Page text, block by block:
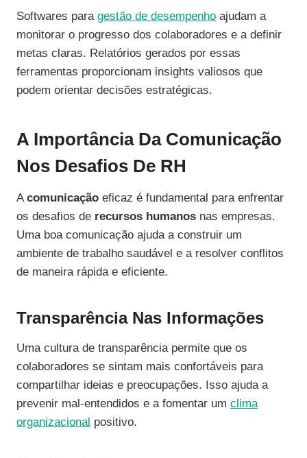
Softwares para gestão de desempenho ajudam a
monitorar o progresso dos colaboradores e a definir
metas claras. Relatórios gerados por essas
ferramentas proporcionam insights valiosos que
podem orientar decisões estratégicas.
A Importância Da Comunicação
Nos Desafios De RH
Acomunicação eficaz é fundamental para enfrentar
os desafios de recursos humanos nas empresas.
Uma boa comunicação ajuda a construir um
ambiente de trabalho saudável e a resolver conflitos
de maneira rápida e eficiente.
Transparência Nas Informações
Uma cultura de transparência permite que os
colaboradores se sintam mais confortáveis para
compartilhar ideias e preocupações. Isso ajuda a
prevenir mal-entendidos e a fomentar um clima
organizacional positivo.